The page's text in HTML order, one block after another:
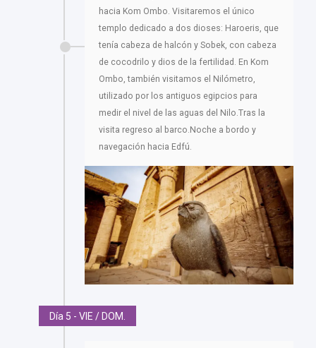
hacia Kom Ombo. Visitaremos el único
templo dedicado a dos dioses: Haroeris, que
tenía cabeza de halcón y Sobek, con cabeza
de cocodrilo y dios de la fertilidad. En Kom
Ombo, también visitamos el Nilómetro,
utilizado por los antiguos egipcios para
medir el nivel de las aguas del Nilo.Tras la
visita regreso al barco.Noche a bordo y
navegación hacia Edfú.
Día 5 - VIE / DOM.